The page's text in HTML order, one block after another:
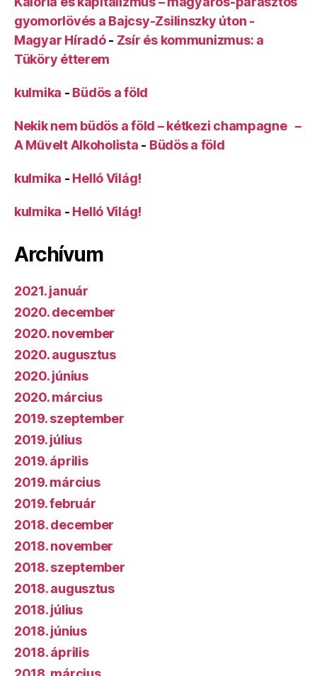
gyomorlövés a Bajcsy-Zsilinszky úton -
Magyar Híradó- Zsír és kommunizmus: a
Tüköry étterem
kulmika - Büdös a föld
Nekik nem büdös a föld – kétkezi champagne –
A Művelt Alkoholista - Büdös a föld
kulmika - Helló Világ!
kulmika - Helló Világ!
Archívum
2021. január
2020. december
2020. november
2020. augusztus
2020. június
2020. március
2019. szeptember
2019. július
2019. április
2019. március
2019. február
2018. december
2018. november
2018. szeptember
2018. augusztus
2018. július
2018. június
2018. április